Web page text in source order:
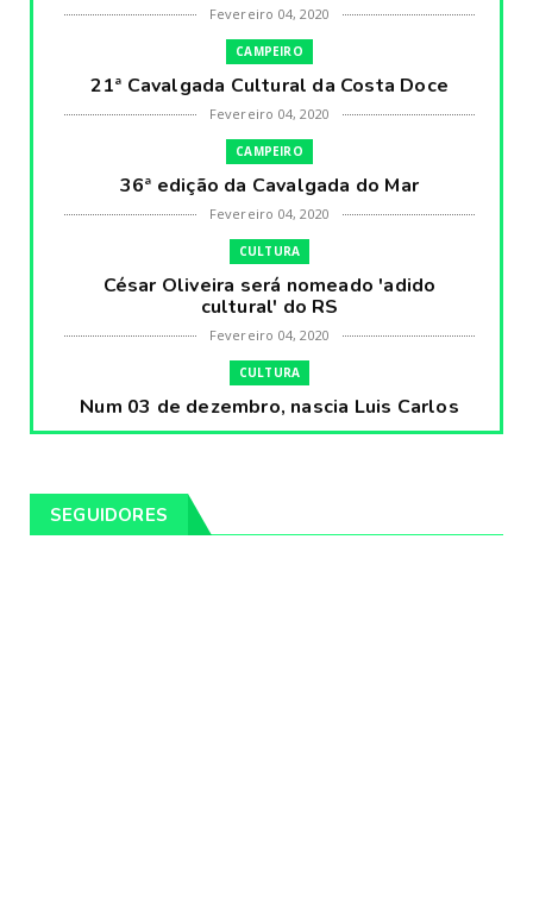
Fevereiro 04, 2020
CAMPEIRO
21ª Cavalgada Cultural da Costa Doce
Fevereiro 04, 2020
CAMPEIRO
36ª edição da Cavalgada do Mar
Fevereiro 04, 2020
CULTURA
César Oliveira será nomeado 'adido
cultural' do RS
Fevereiro 04, 2020
CULTURA
Num 03 de dezembro, nascia Luis Carlos
Prestes, o Cavaleiro ...
Pintores da Temática Gauchesca - parte
SEGUIDORES